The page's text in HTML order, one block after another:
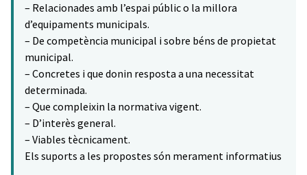
– Relacionades amb l’espai públic o la millora
d’equipaments municipals.
– De competència municipal i sobre béns de propietat
municipal.
– Concretes i que donin resposta a una necessitat
determinada.
– Que compleixin la normativa vigent.
– D’interès general.
– Viables tècnicament.
Els suports a les propostes són merament informatius